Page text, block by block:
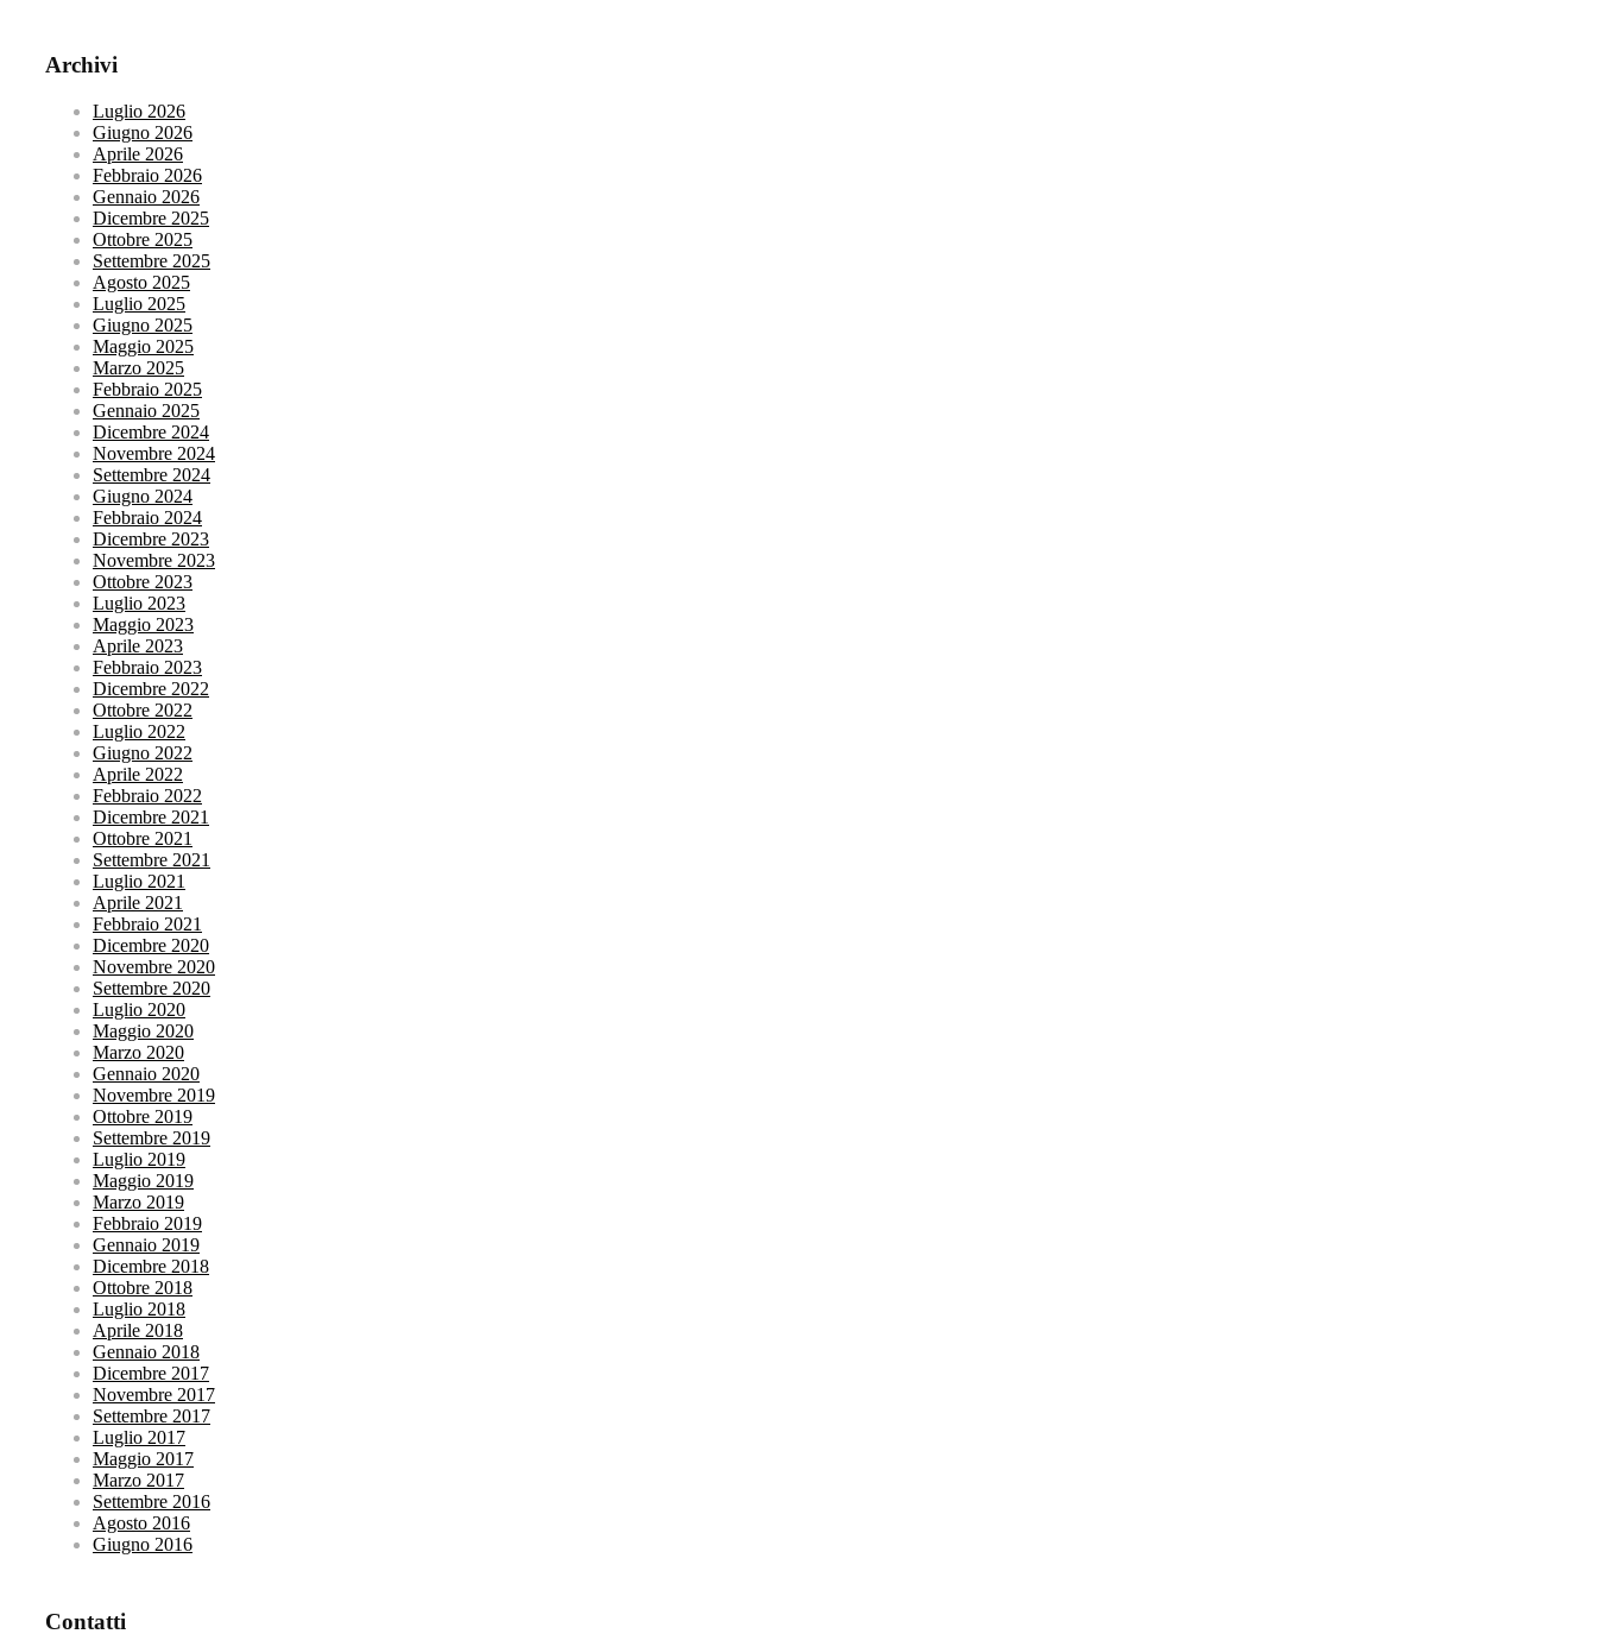
Archivi
Luglio 2026
Giugno 2026
Aprile 2026
Febbraio 2026
Gennaio 2026
Dicembre 2025
Ottobre 2025
Settembre 2025
Agosto 2025
Luglio 2025
Giugno 2025
Maggio 2025
Marzo 2025
Febbraio 2025
Gennaio 2025
Dicembre 2024
Novembre 2024
Settembre 2024
Giugno 2024
Febbraio 2024
Dicembre 2023
Novembre 2023
Ottobre 2023
Luglio 2023
Maggio 2023
Aprile 2023
Febbraio 2023
Dicembre 2022
Ottobre 2022
Luglio 2022
Giugno 2022
Aprile 2022
Febbraio 2022
Dicembre 2021
Ottobre 2021
Settembre 2021
Luglio 2021
Aprile 2021
Febbraio 2021
Dicembre 2020
Novembre 2020
Settembre 2020
Luglio 2020
Maggio 2020
Marzo 2020
Gennaio 2020
Novembre 2019
Ottobre 2019
Settembre 2019
Luglio 2019
Maggio 2019
Marzo 2019
Febbraio 2019
Gennaio 2019
Dicembre 2018
Ottobre 2018
Luglio 2018
Aprile 2018
Gennaio 2018
Dicembre 2017
Novembre 2017
Settembre 2017
Luglio 2017
Maggio 2017
Marzo 2017
Settembre 2016
Agosto 2016
Giugno 2016
Contatti